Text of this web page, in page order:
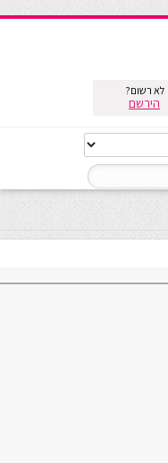
לא רשום?
הירשם